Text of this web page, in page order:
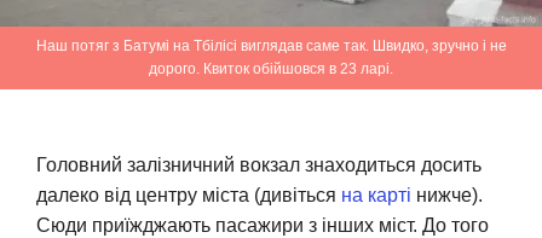
Наш потяг з Батумі на Тбілісі виглядав саме так. Швидко, зручно і не
дорого. Квиток обійшовся в 23 ларі.
Головний залізничний вокзал знаходиться досить
далеко від центру міста (дивіться на карті нижче).
Сюди приїжджають пасажири з інших міст. До того